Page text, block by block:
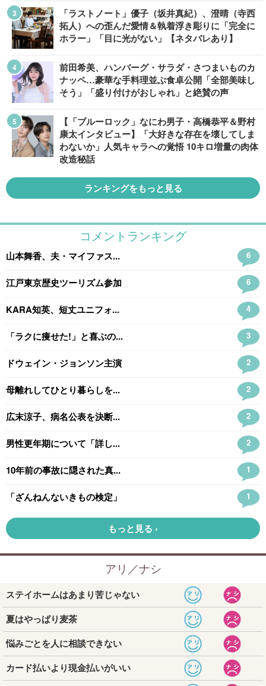
「ラストノート」優子（坂井真紀）、澄晴（寺西
拓人）への歪んだ愛情＆執着浮き彫りに「完全に
ホラー」「目に光がない」【ネタバレあり】
前田希美、ハンバーグ・サラダ・さつまいものカ
ナッペ…豪華な手料理並ぶ食卓公開「全部美味し
そう」「盛り付けがおしゃれ」と絶賛の声
【「ブルーロック」なにわ男子・高橋恭平＆野村
康太インタビュー】「大好きな存在を壊してしま
わないか」人気キャラへの覚悟 10キロ増量の肉体
改造秘話
ランキングをもっと見る